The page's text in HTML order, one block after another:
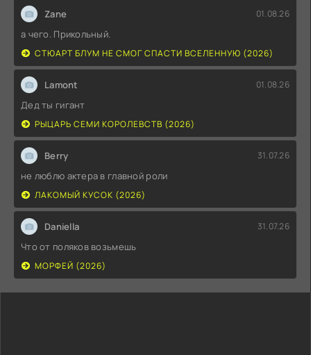
Zane 01.08.26
а чего. Прикольный.
СТЮАРТ БЛУМ НЕ СМОГ СПАСТИ ВСЕЛЕННУЮ (2026)
Lamont 01.08.26
Дед ты гигант
РЫЦАРЬ СЕМИ КОРОЛЕВСТВ (2026)
Berry 31.07.26
не люблю актера в главной роли
ЛАКОМЫЙ КУСОК (2026)
Daniella 31.07.26
Что от поляков возьмешь
МОРФЕЙ (2026)